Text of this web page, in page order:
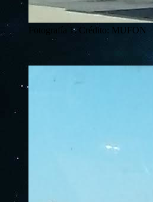
Fotografía 1. Crédito: MUFON